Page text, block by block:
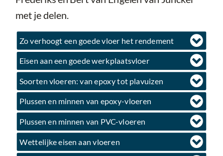
met je delen.
Zo verhoogt een goede vloer het rendement
Eisen aan een goede werkplaatsvloer
Soorten vloeren: van epoxy tot plavuizen
Plussen en minnen van epoxy-vloeren
Plussen en minnen van PVC-vloeren
Wettelijke eisen aan vloeren